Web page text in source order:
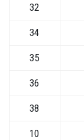
32
34
35
36
38
10